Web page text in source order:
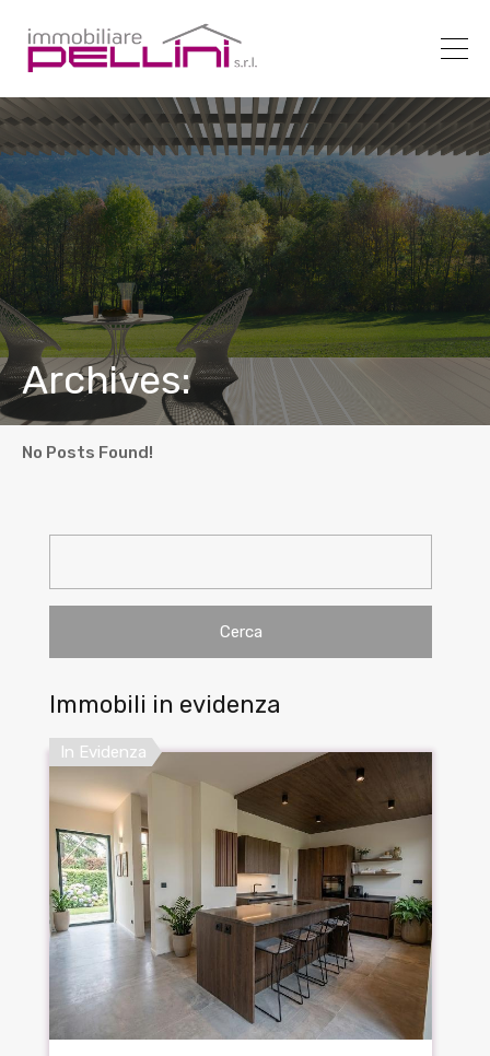
Archives:
No Posts Found!
Immobili in evidenza
In Evidenza